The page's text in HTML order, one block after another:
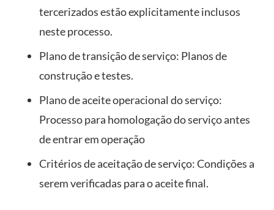
tercerizados estão explicitamente inclusos
neste processo.
Plano de transição de serviço: Planos de
construção e testes.
Plano de aceite operacional do serviço:
Processo para homologação do serviço antes
de entrar em operação
Critérios de aceitação de serviço: Condições a
serem verificadas para o aceite final.